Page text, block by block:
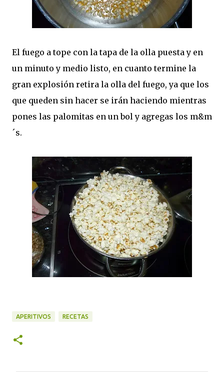
El fuego a tope con la tapa de la olla puesta y en
un minuto y medio listo, en cuanto termine la
gran explosión retira la olla del fuego, ya que los
que queden sin hacer se irán haciendo mientras
pones las palomitas en un bol y agregas los m&m
´s.
APERITIVOS RECETAS